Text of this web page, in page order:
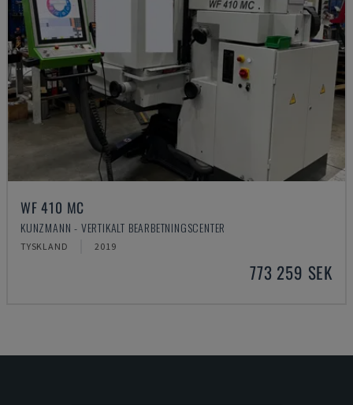
WF 410 MC
KUNZMANN - VERTIKALT BEARBETNINGSCENTER
TYSKLAND 2019
773 259 SEK